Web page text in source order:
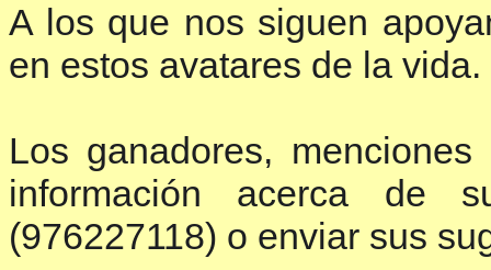
A los que nos siguen
en estos avatares de la vida.
Los ganadores,
información acerca de
(976227118) o enviar sus